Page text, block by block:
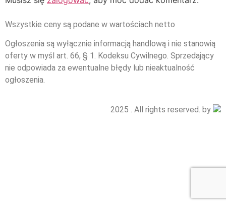
Wszystkie ceny są podane w wartościach netto
Ogłoszenia są wyłącznie informacją handlową i nie stanowią
oferty w myśl art. 66, § 1. Kodeksu Cywilnego. Sprzedający
nie odpowiada za ewentualne błędy lub nieaktualność
ogłoszenia.
2025 . All rights reserved. by